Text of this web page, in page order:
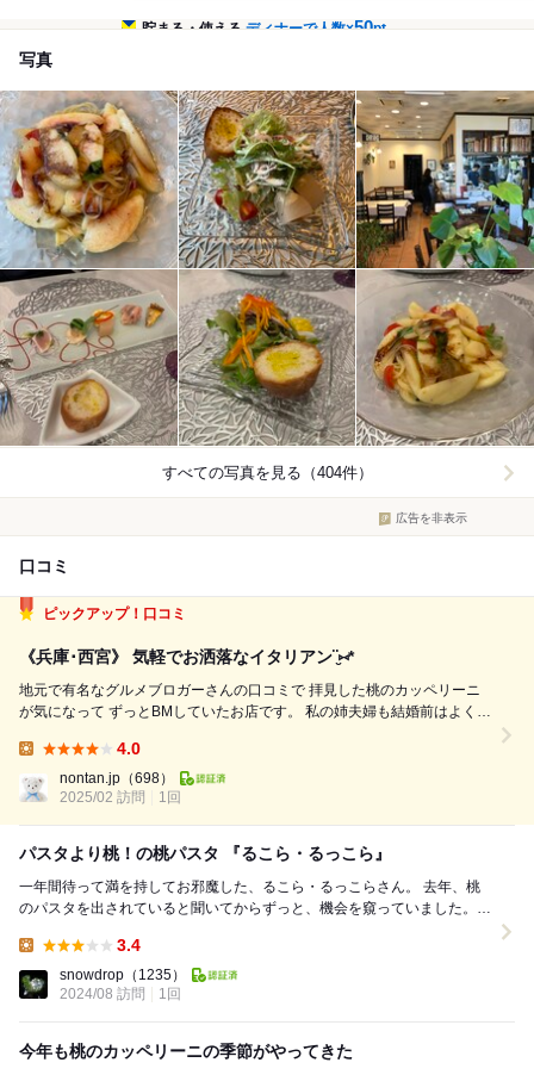
貯まる・使えるディナーで人数×50pt
写真
すべての写真を見る（404件）
広告を非表示
口コミ
ピックアップ！口コミ
《兵庫･西宮》 気軽でお洒落なイタリアン¨̮⑅*
地元で有名なグルメブロガーさんの口コミで 拝見した桃のカッペリーニ
が気になって ずっとBMしていたお店です。 私の姉夫婦も結婚前はよく訪
4.0
nontan.jp （698）
2025/02 訪問
1回
パスタより桃！の桃パスタ 『るこら・るっこら』
一年間待って満を持してお邪魔した、るこら・るっこらさん。 去年、桃
のパスタを出されていると聞いてからずっと、機会を窺っていました。
3.4
snowdrop （1235）
2024/08 訪問
1回
今年も桃のカッペリーニの季節がやってきた